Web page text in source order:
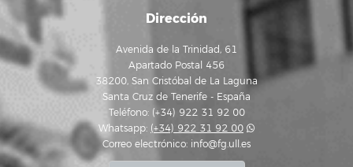
Dirección
Avenida de la Trinidad, 61
Apartado Postal 456
38200, San Cristóbal de La Laguna
Santa Cruz de Tenerife - España
Teléfono: (+34) 922 31 92 00
Whatsapp: (+34) 922 31 92 00
Correo electrónico: info@fg.ull.es